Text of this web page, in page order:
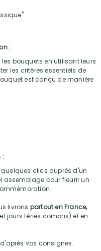
:
bouquets en utilisant leurs
les critères essentiels de
est conçu de manière
:
clics auprès d'un
assemblage pour fleurir un
livrons partout en France,
jours fériés compris) et en
d'après vos consignes.